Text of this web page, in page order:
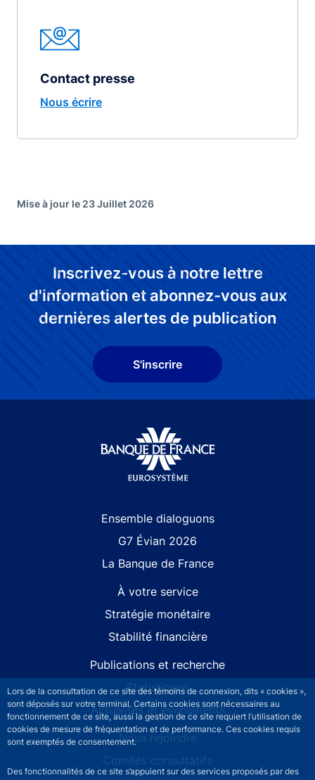
Lors de la consultation de ce site des témoins de connexion, dits « cookies »,
sont déposés sur votre terminal. Certains cookies sont nécessaires au
fonctionnement de ce site, aussi la gestion de ce site requiert l’utilisation de
cookies de mesure de fréquentation et de performance. Ces cookies requis
sont exemptés de consentement.
Des fonctionnalités de ce site s’appuient sur des services proposés par des
Contact presse
Nous écrire
Mise à jour le 23 Juillet 2026
Inscrivez-vous à notre lettre
d'information et abonnez-vous aux
dernières alertes de publication
S'inscrire
Ensemble dialoguons
G7 Évian 2026
La Banque de France
À votre service
Stratégie monétaire
Stabilité financière
Publications et recherche
Statistiques
Actualités et événements
Nous rejoindre
Comités consultatifs